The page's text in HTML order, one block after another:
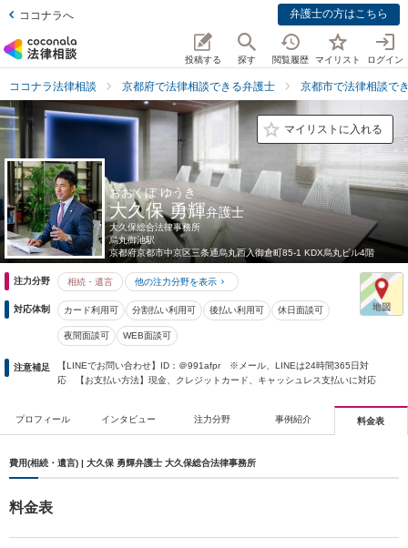
ココナラへ 弁護士の方はこちら
投稿する 探す 閲覧履歴 マイリスト ログイン
ココナラ法律相談 京都府で法律相談できる弁護士 京都市で法律相談で
マイリストに入れる
おおくぼ ゆうき
大久保 勇輝弁護士
大久保総合法律事務所
烏丸御池駅
京都府京都市中京区三条通烏丸西入御倉町85-1 KDX烏丸ビル4階
注力分野 相続・遺言 他の注力分野を表示
対応体制 カード利用可 分割払い利用可 後払い利用可 休日面談可
夜間面談可 WEB面談可
注意補足
【LINEでお問い合わせ】ID：＠991afpr ※メール、LINEは24時間365日対
応 【お支払い方法】現金、クレジットカード、キャッシュレス支払いに対応
プロフィール インタビュー 注力分野 事例紹介 料金表
費用(相続・遺言) | 大久保 勇輝弁護士 大久保総合法律事務所
料金表